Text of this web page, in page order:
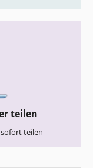
teilen
teilen